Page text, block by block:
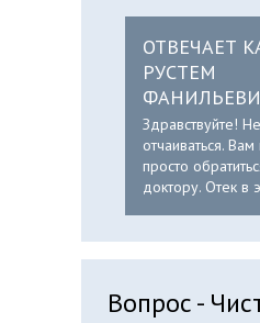
ОТВЕЧАЕТ
РУСТЕМ
Здравствуйте!
отчаиваться.
просто
доктору. Отек в
Вопрос -